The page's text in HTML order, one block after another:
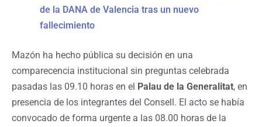
de la DANA de Valencia tras un nuevo
fallecimiento
Mazón ha hecho pública su decisión en una
comparecencia institucional sin preguntas celebrada
pasadas las 09.10 horas en el Palau de la Generalitat, en
presencia de los integrantes del Consell. El acto se había
convocado de forma urgente a las 08.00 horas de la